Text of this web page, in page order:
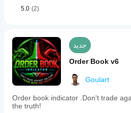
5.0 (2)
جديد
Order Book v6
Goulart
Order book indicator .Don't trade
the truth!